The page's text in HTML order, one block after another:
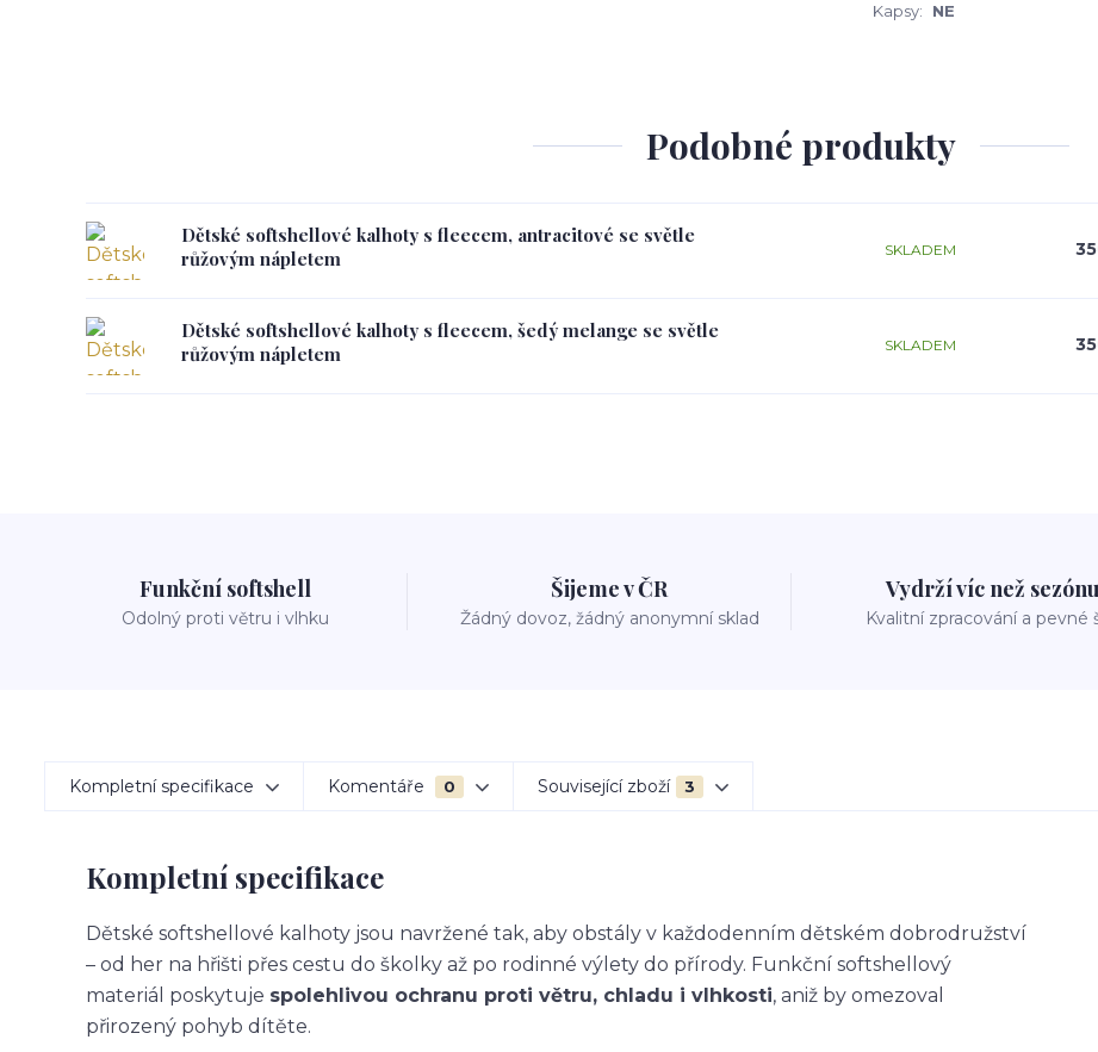
Kapsy: NE
Podobné produkty
Dětské softshellové kalhoty s fleecem, antracitové se světle
růžovým nápletem
SKLADEM
Dětské softshellové kalhoty s fleecem, šedý melange se světle
růžovým nápletem
SKLADEM
Funkční softshell
Odolný proti větru i vlhku
Šijeme v ČR
Žádný dovoz, žádný anonymní sklad
Vydrží víc než sezónu
Kvalitní zpracování a pevné
Kompletní specifikace Komentáře 0 Související zboží 3
Kompletní specifikace
Dětské softshellové kalhoty jsou navržené tak, aby obstály v každodenním dětském dobrodružství
– od her na hřišti přes cestu do školky až po rodinné výlety do přírody. Funkční softshellový
materiál poskytuje spolehlivou ochranu proti větru, chladu i vlhkosti, aniž by omezoval
přirozený pohyb dítěte.